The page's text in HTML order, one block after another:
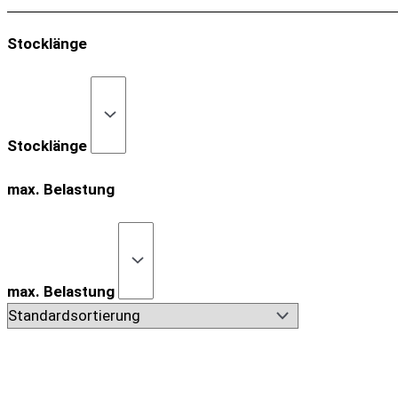
Stocklänge
Stocklänge
max. Belastung
max. Belastung